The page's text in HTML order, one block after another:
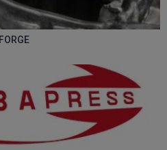
FORGE